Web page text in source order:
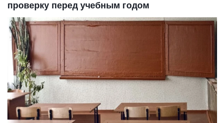
проверку перед учебным годом